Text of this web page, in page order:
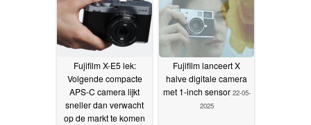
2025
Fujifilm X-E5 lek:
Volgende compacte
APS-C camera lijkt
sneller dan verwacht
op de markt te komen
Fujifilm lanceert X
halve digitale camera
met 1-inch sensor 22-05-
2025